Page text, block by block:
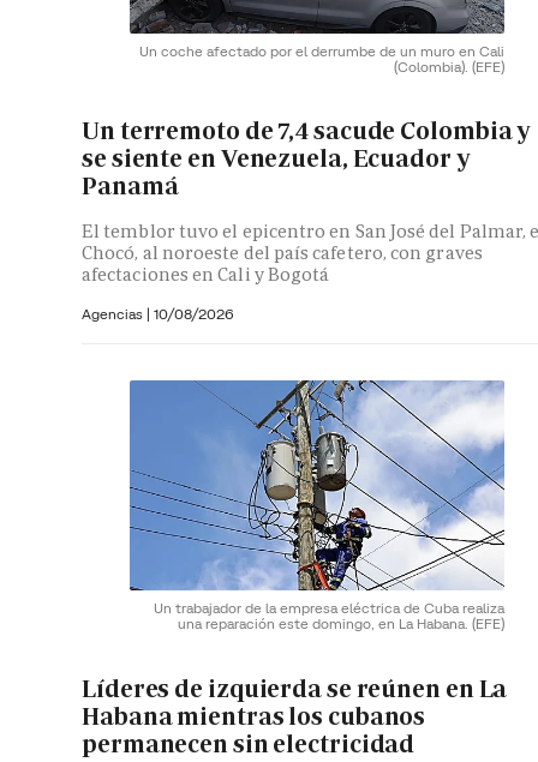
Un coche afectado por el derrumbe de un muro en Cali
(Colombia). (EFE)
Un terremoto de 7,4 sacude Colombia y
se siente en Venezuela, Ecuador y
Panamá
El temblor tuvo el epicentro en San José del Palmar,
Chocó, al noroeste del país cafetero, con graves
afectaciones en Cali y Bogotá
Agencias | 10/08/2026
Un trabajador de la empresa eléctrica de Cuba realiza
una reparación este domingo, en La Habana. (EFE)
Líderes de izquierda se reúnen en La
Habana mientras los cubanos
permanecen sin electricidad